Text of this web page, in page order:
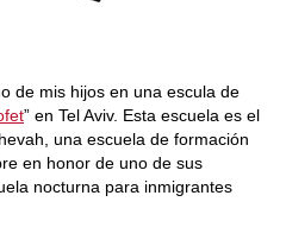
de mis hijos en una escula de
” en Tel Aviv. Esta escuela es el
una escuela de formación
en honor de uno de sus
nocturna para inmigrantes